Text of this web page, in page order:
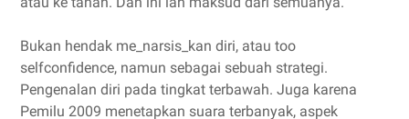
Bukan hendak me_narsis_kan diri, atau too
selfconfidence, namun sebagai sebuah strategi.
Pengenalan diri pada tingkat terbawah. Juga karena
Pemilu 2009 menetapkan suara terbanyak, aspek